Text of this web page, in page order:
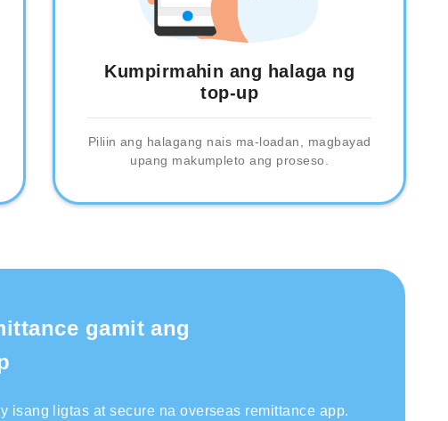
Kumpirmahin ang halaga ng
top-up
Piliin ang halagang nais ma-loadan, magbayad
upang makumpleto ang proseso.
gamit ang
isang ligtas at secure na overseas remittance app.